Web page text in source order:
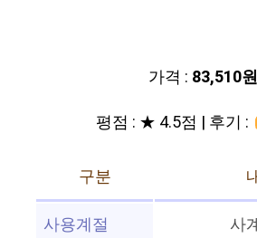
가격 : 83,510원
평점 : ★ 4.5점 | 후기 :
구분
사용계절
사